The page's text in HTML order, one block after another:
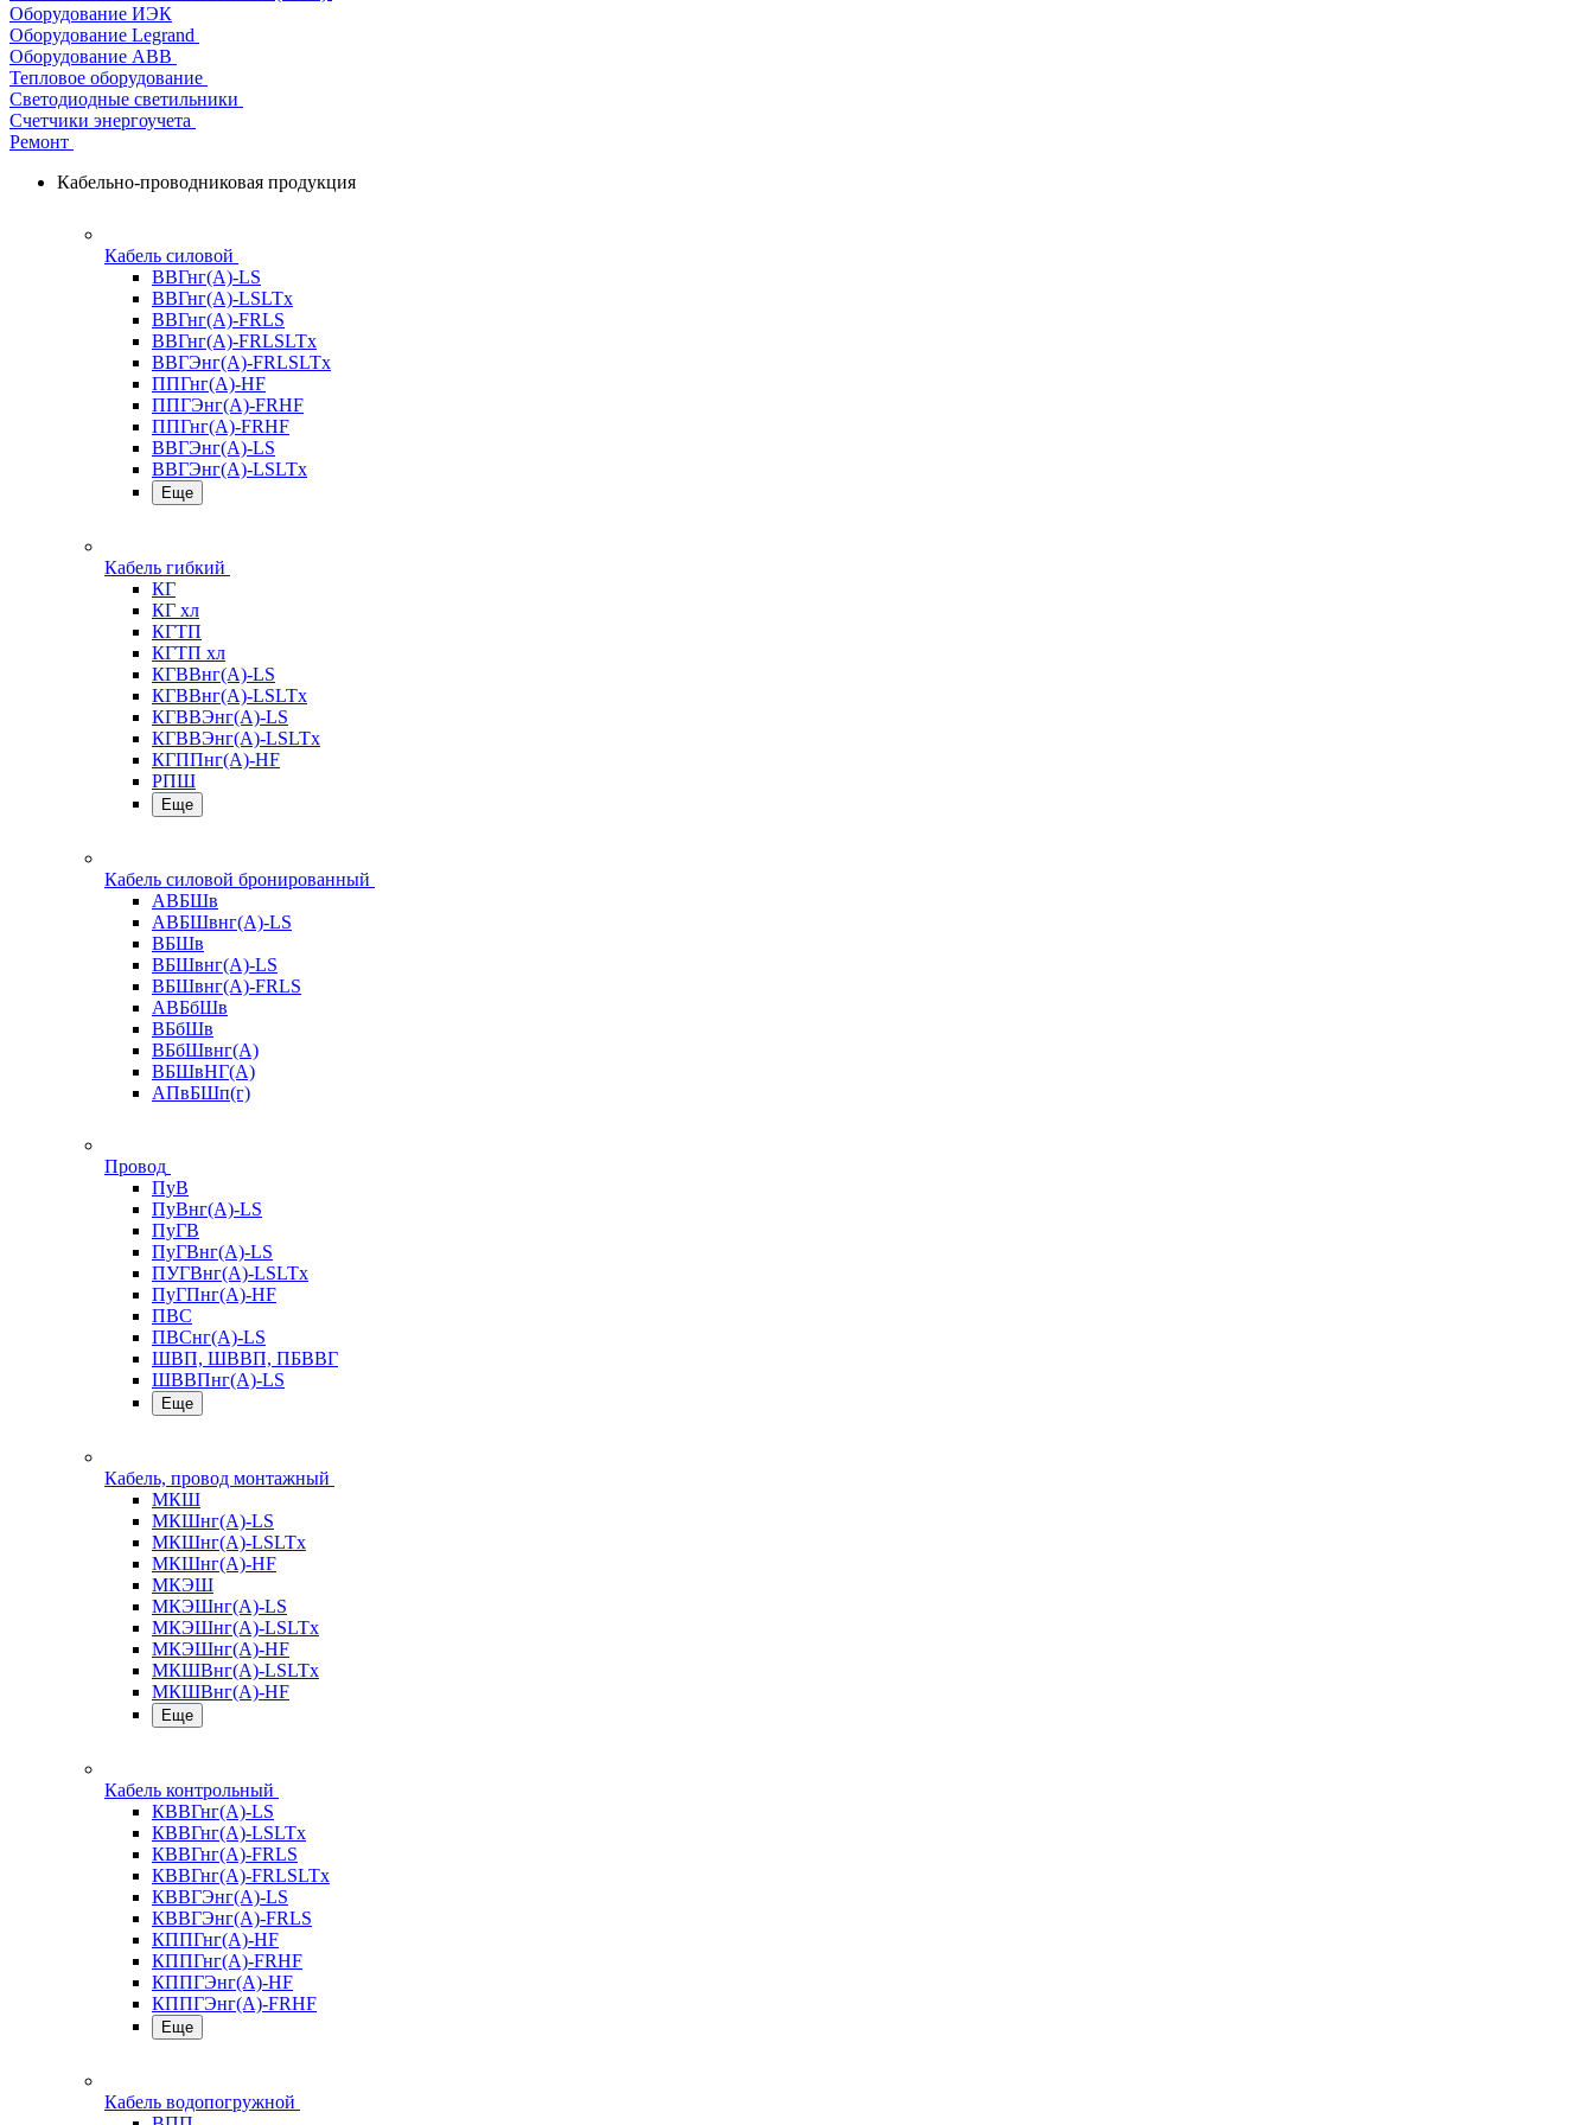
Оборудование ИЭК
Оборудование Legrand
Оборудование АВВ
Тепловое оборудование
Светодиодные светильники
Счетчики энергоучета
Ремонт
Кабельно-проводниковая продукция
Кабель силовой
ВВГнг(А)-LS
ВВГнг(А)-LSLTx
ВВГнг(А)-FRLS
ВВГнг(А)-FRLSLTx
ВВГЭнг(А)-FRLSLTx
ППГнг(А)-HF
ППГЭнг(А)-FRHF
ППГнг(А)-FRHF
ВВГЭнг(А)-LS
ВВГЭнг(А)-LSLTx
Еще
Кабель гибкий
КГ
КГ хл
КГТП
КГТП хл
КГВВнг(А)-LS
КГВВнг(А)-LSLTx
КГВВЭнг(А)-LS
КГВВЭнг(А)-LSLTx
КГППнг(А)-HF
РПШ
Еще
Кабель силовой бронированный
АВБШв
АВБШвнг(А)-LS
ВБШв
ВБШвнг(А)-LS
ВБШвнг(А)-FRLS
АВБбШв
ВБбШв
ВБбШвнг(А)
ВБШвНГ(А)
АПвБШп(г)
Провод
ПуВ
ПуВнг(А)-LS
ПуГВ
ПуГВнг(А)-LS
ПУГВнг(А)-LSLTx
ПуГПнг(А)-HF
ПВС
ПВСнг(А)-LS
ШВП, ШВВП, ПБВВГ
ШВВПнг(А)-LS
Еще
Кабель, провод монтажный
МКШ
МКШнг(А)-LS
МКШнг(А)-LSLTx
МКШнг(А)-HF
МКЭШ
МКЭШнг(А)-LS
МКЭШнг(А)-LSLTx
МКЭШнг(А)-HF
МКШВнг(A)-LSLTx
МКШВнг(А)-HF
Еще
Кабель контрольный
КВВГнг(А)-LS
КВВГнг(А)-LSLTx
КВВГнг(А)-FRLS
КВВГнг(А)-FRLSLTx
КВВГЭнг(А)-LS
КВВГЭнг(А)-FRLS
КППГнг(А)-HF
КППГнг(А)-FRHF
КППГЭнг(А)-HF
КППГЭнг(А)-FRHF
Еще
Кабель водопогружной